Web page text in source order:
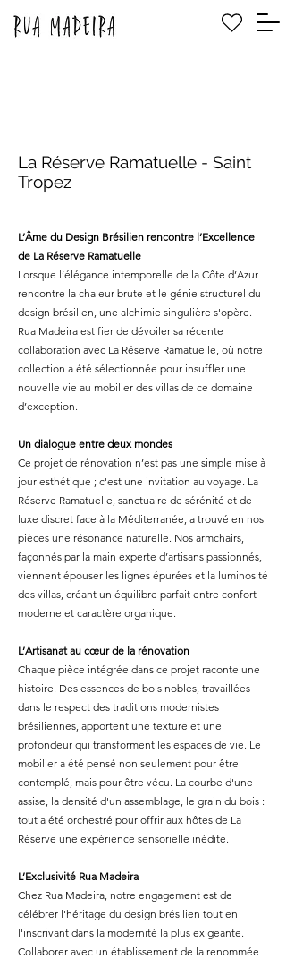
La Réserve Ramatuelle - Saint
Tropez
L’Âme du Design Brésilien rencontre l’Excellence
de La Réserve Ramatuelle
Lorsque l’élégance intemporelle de la Côte d’Azur
rencontre la chaleur brute et le génie structurel du
design brésilien, une alchimie singulière s'opère.
Rua Madeira est fier de dévoiler sa récente
collaboration avec La Réserve Ramatuelle, où notre
collection a été sélectionnée pour insuffler une
nouvelle vie au mobilier des villas de ce domaine
d’exception.
Un dialogue entre deux mondes
Ce projet de rénovation n’est pas une simple mise à
jour esthétique ; c'est une invitation au voyage. La
Réserve Ramatuelle, sanctuaire de sérénité et de
luxe discret face à la Méditerranée, a trouvé en nos
pièces une résonance naturelle. Nos armchairs,
façonnés par la main experte d’artisans passionnés,
viennent épouser les lignes épurées et la luminosité
des villas, créant un équilibre parfait entre confort
moderne et caractère organique.
L’Artisanat au cœur de la rénovation
Chaque pièce intégrée dans ce projet raconte une
histoire. Des essences de bois nobles, travaillées
dans le respect des traditions modernistes
brésiliennes, apportent une texture et une
profondeur qui transforment les espaces de vie. Le
mobilier a été pensé non seulement pour être
contemplé, mais pour être vécu. La courbe d'une
assise, la densité d'un assemblage, le grain du bois :
tout a été orchestré pour offrir aux hôtes de La
Réserve une expérience sensorielle inédite.
L’Exclusivité Rua Madeira
Chez Rua Madeira, notre engagement est de
célébrer l'héritage du design brésilien tout en
l'inscrivant dans la modernité la plus exigeante.
Collaborer avec un établissement de la renommée